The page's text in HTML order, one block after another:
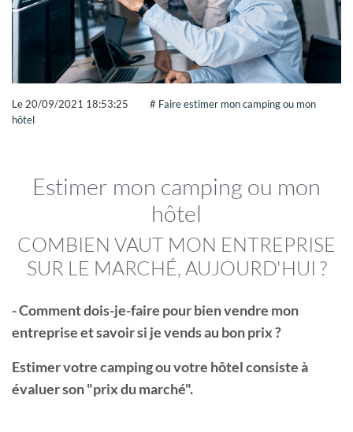
NOUS CONTACTER
VOTRE COMPTE GRAVITAO
Grâce à votre compte GRAVITAO, si vous êtes acquéreur,
Un compte client GRAVITAO, c'est un service 100% gratuit
INFOS
du marché.
LES VIDÉOS DE TÉMOIGNAGES
CLIENTS
Ils ont acheté ou vendu leur établissement avec GRAVITAO.
Ils partagent leur expérience en vidéo.
Le 20/09/2021 18:53:25
# Faire estimer mon camping ou mon
hôtel
Estimer mon camping ou mon
hôtel
COMBIEN VAUT MON ENTREPRISE
SUR LE MARCHÉ, AUJOURD'HUI ?
- Comment dois-je-faire pour bien vendre mon
entreprise et savoir si je vends au bon prix ?
Estimer votre camping ou votre hôtel consiste à
évaluer son "prix du marché".